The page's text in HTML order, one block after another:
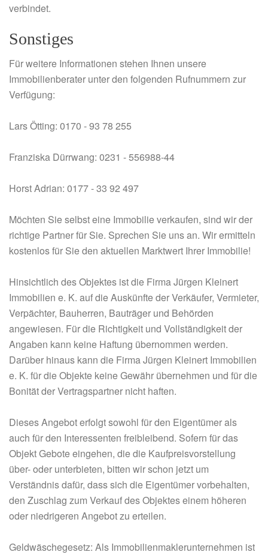
verbindet.
Sonstiges
Für weitere Informationen stehen Ihnen unsere
Immobilienberater unter den folgenden Rufnummern zur
Verfügung:
Lars Ötting: 0170 - 93 78 255
Franziska Dürrwang: 0231 - 556988-44
Horst Adrian: 0177 - 33 92 497
Möchten Sie selbst eine Immobilie verkaufen, sind wir der
richtige Partner für Sie. Sprechen Sie uns an. Wir ermitteln
kostenlos für Sie den aktuellen Marktwert Ihrer Immobilie!
Hinsichtlich des Objektes ist die Firma Jürgen Kleinert
Immobilien e. K. auf die Auskünfte der Verkäufer, Vermieter,
Verpächter, Bauherren, Bauträger und Behörden
angewiesen. Für die Richtigkeit und Vollständigkeit der
Angaben kann keine Haftung übernommen werden.
Darüber hinaus kann die Firma Jürgen Kleinert Immobilien
e. K. für die Objekte keine Gewähr übernehmen und für die
Bonität der Vertragspartner nicht haften.
Dieses Angebot erfolgt sowohl für den Eigentümer als
auch für den Interessenten freibleibend. Sofern für das
Objekt Gebote eingehen, die die Kaufpreisvorstellung
über- oder unterbieten, bitten wir schon jetzt um
Verständnis dafür, dass sich die Eigentümer vorbehalten,
den Zuschlag zum Verkauf des Objektes einem höheren
oder niedrigeren Angebot zu erteilen.
Geldwäschegesetz: Als Immobilienmaklerunternehmen ist